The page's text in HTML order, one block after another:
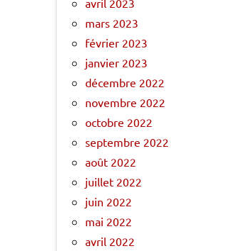
mars 2023
février 2023
janvier 2023
décembre 2022
novembre 2022
octobre 2022
septembre 2022
août 2022
juillet 2022
juin 2022
mai 2022
avril 2022